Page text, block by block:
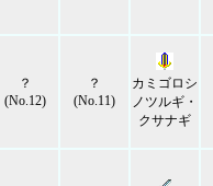
？
(No.12)
？
(No.11)
カミゴロシ
ノツルギ・
クサナギ